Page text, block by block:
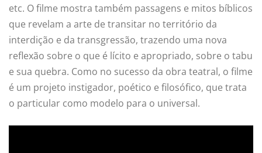
etc. O filme mostra também passagens e mitos bíblicos
que revelam a arte de transitar no território da
interdição e da transgressão, trazendo uma nova
reflexão sobre o que é lícito e apropriado, sobre o tabu
e sua quebra. Como no sucesso da obra teatral, o filme
é um projeto instigador, poético e filosófico, que trata
o particular como modelo para o universal.